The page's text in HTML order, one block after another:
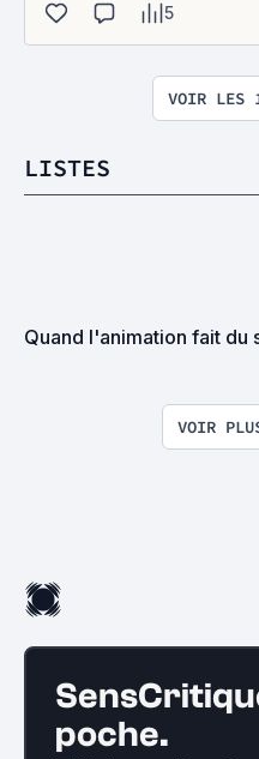
5
VOIR LES
LISTES
Quand l'animation fait du
VOIR
poche.